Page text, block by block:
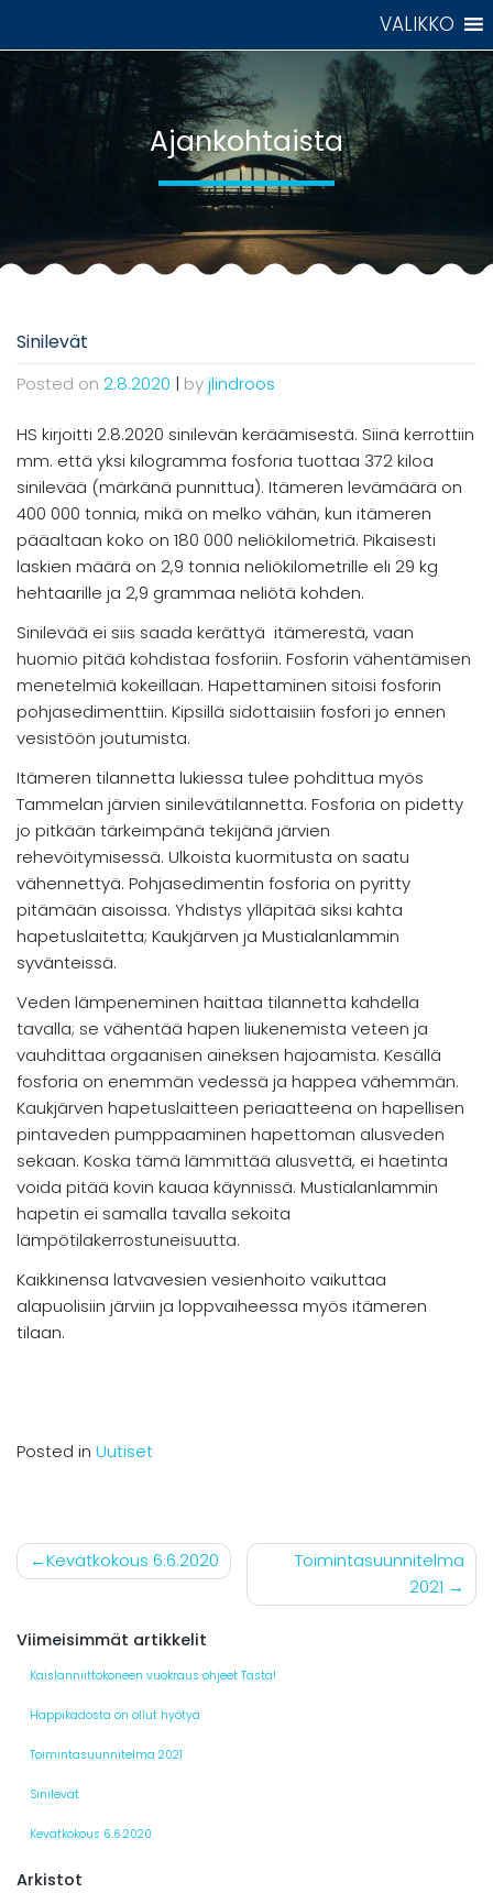
VALIKKO
Ajankohtaista
Sinilevät
Posted on 2.8.2020 | byjlindroos
HS kirjoitti 2.8.2020 sinilevän keräämisestä. Siinä kerrottiin
mm. että yksi kilogramma fosforia tuottaa 372 kiloa
sinilevää (märkänä punnittua). Itämeren levämäärä on
400 000 tonnia, mikä on melko vähän, kun itämeren
pääaltaan koko on 180 000 neliökilometriä. Pikaisesti
laskien määrä on 2,9 tonnia neliökilometrille eli 29 kg
hehtaarille ja 2,9 grammaa neliötä kohden.
Sinilevää ei siis saada kerättyä itämerestä, vaan
huomio pitää kohdistaa fosforiin. Fosforin vähentämisen
menetelmiä kokeillaan. Hapettaminen sitoisi fosforin
pohjasedimenttiin. Kipsillä sidottaisiin fosfori jo ennen
vesistöön joutumista.
Itämeren tilannetta lukiessa tulee pohdittua myös
Tammelan järvien sinilevätilannetta. Fosforia on pidetty
jo pitkään tärkeimpänä tekijänä järvien
rehevöitymisessä. Ulkoista kuormitusta on saatu
vähennettyä. Pohjasedimentin fosforia on pyritty
pitämään aisoissa. Yhdistys ylläpitää siksi kahta
hapetuslaitetta; Kaukjärven ja Mustialanlammin
syvänteissä.
Veden lämpeneminen haittaa tilannetta kahdella
tavalla; se vähentää hapen liukenemista veteen ja
vauhdittaa orgaanisen aineksen hajoamista. Kesällä
fosforia on enemmän vedessä ja happea vähemmän.
Kaukjärven hapetuslaitteen periaatteena on hapellisen
pintaveden pumppaaminen hapettoman alusveden
sekaan. Koska tämä lämmittää alusvettä, ei haetinta
voida pitää kovin kauaa käynnissä. Mustialanlammin
hapetin ei samalla tavalla sekoita
lämpötilakerrostuneisuutta.
Kaikkinensa latvavesien vesienhoito vaikuttaa
alapuolisiin järviin ja loppvaiheessa myös itämeren
tilaan.
Posted in Uutiset
Artikkelien
Kevätkokous 6.6.2020
Toimintasuunnitelma
2021
Viimeisimmät artikkelit
Kaislanniittokoneen vuokraus ohjeet Tästä!
Happikadosta on ollut hyötyä
Toimintasuunnitelma 2021
Sinilevät
Kevätkokous 6.6.2020
Arkistot